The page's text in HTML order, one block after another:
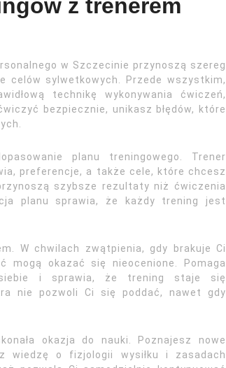
z trenerem
w Szczecinie przynoszą szereg
celów sylwetkowych. Przede wszystkim,
technikę wykonywania ćwiczeń,
bezpiecznie, unikasz błędów, które
planu treningowego. Trener
preferencje, a także cele, które chcesz
szybsze rezultaty niż ćwiczenia
planu sprawia, że każdy trening jest
W chwilach zwątpienia, gdy brakuje Ci
okazać się nieocenione. Pomaga
siebie i sprawia, że trening staje się
nie pozwoli Ci się poddać, nawet gdy
okazja do nauki. Poznajesz nowe
wiedzę o fizjologii wysiłku i zasadach